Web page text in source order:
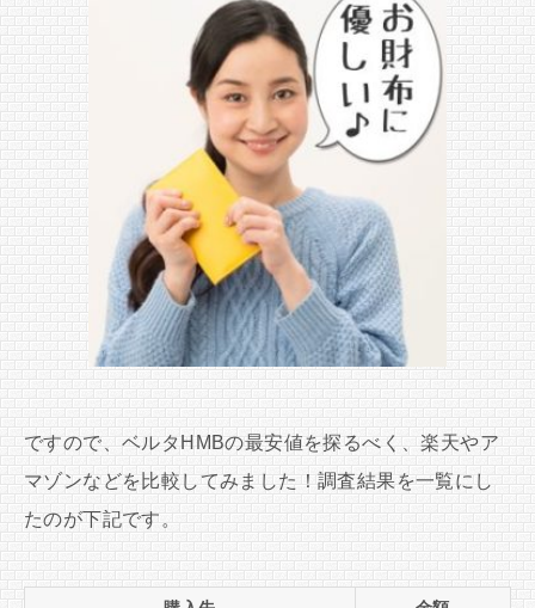
ですので、ベルタHMBの最安値を探るべく、楽天やア
マゾンなどを比較してみました！調査結果を一覧にし
たのが下記です。